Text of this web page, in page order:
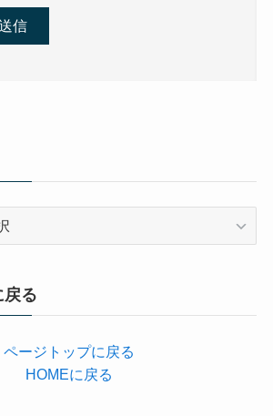
戻る
ページトップに戻る
HOMEに戻る